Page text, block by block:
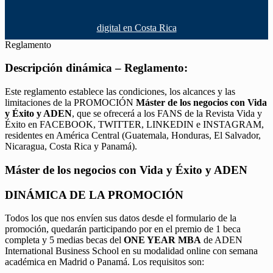
digital en Costa Rica
Reglamento
Descripción dinámica – Reglamento:
Este reglamento establece las condiciones, los alcances y las
limitaciones de la PROMOCIÓN Máster de los negocios con Vida
y Éxito y ADEN, que se ofrecerá a los FANS de la Revista Vida y
Éxito en FACEBOOK, TWITTER, LINKEDIN e INSTAGRAM,
residentes en América Central (Guatemala, Honduras, El Salvador,
Nicaragua, Costa Rica y Panamá).
Máster de los negocios con Vida y Éxito y ADEN
DINÁMICA DE LA PROMOCIÓN
Todos los que nos envíen sus datos desde el formulario de la
promoción, quedarán participando por en el premio de 1 beca
completa y 5 medias becas del ONE YEAR MBA de ADEN
International Business School en su modalidad online con semana
académica en Madrid o Panamá. Los requisitos son: